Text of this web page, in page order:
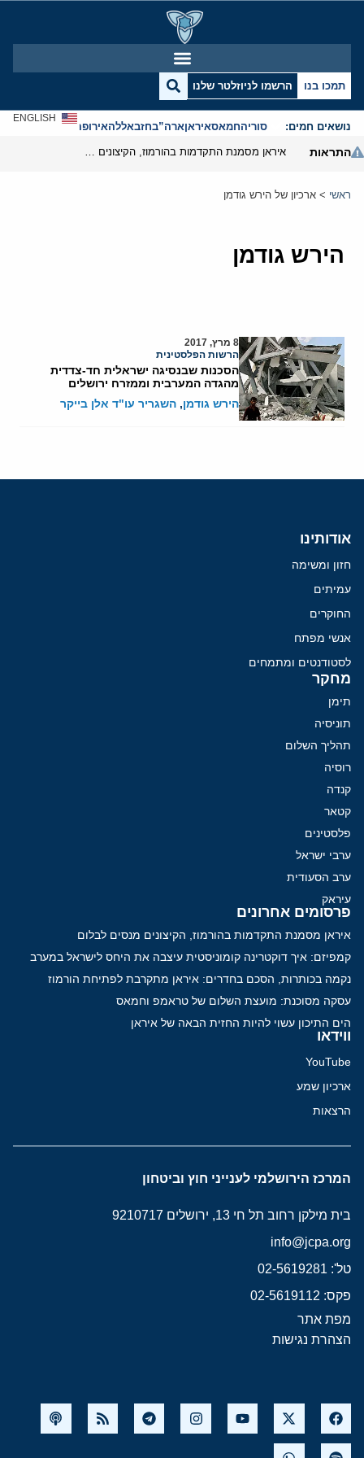
תמכו בנו הרשמו לניוזלטר שלנו
נושאים חמים: סוריהחמאסאיראןארה”בחזבאללהאירופהאנטישמיות
ENGLISH
התראות
ראשי > ארכיון של הירש גודמן
הירש גודמן
8 מרץ, 2017
הרשות הפלסטינית
הסכנות שבנסיגה ישראלית חד-צדדית
מהגדה המערבית וממזרח ירושלים
הירש גודמן, השגריר עו"ד אלן בייקר
אודותינו
חזון ומשימה
עמיתים
החוקרים
אנשי מפתח
לסטודנטים ומתמחים
מחקר
תימן
תוניסיה
תהליך השלום
רוסיה
קנדה
קטאר
פלסטינים
ערבי ישראל
ערב הסעודית
עיראק
פרסומים אחרונים
איראן מסמנת התקדמות בהורמוז, הקיצונים מנסים לבלום
קמפיזם: איך דוקטרינה קומוניסטית עיצבה את היחס לישראל במערב
נקמה בכותרות, הסכם בחדרים: איראן מתקרבת לפתיחת הורמוז
עסקה מסוכנת: מועצת השלום של טראמפ וחמאס
הים התיכון עשוי להיות החזית הבאה של איראן
ווידאו
YouTube
ארכיון שמע
הרצאות
המרכז הירושלמי לענייני חוץ וביטחון
בית מילקן רחוב תל חי 13, ירושלים 9210717
info@jcpa.org
טל': 02-5619281
פקס: 02-5619112
מפת אתר
הצהרת נגישות